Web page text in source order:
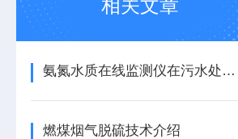
相关文章
氨氮水质在线监测仪在污水处理厂缺氧池的实时反馈与碳源投加控制
燃煤烟气脱硫技术介绍